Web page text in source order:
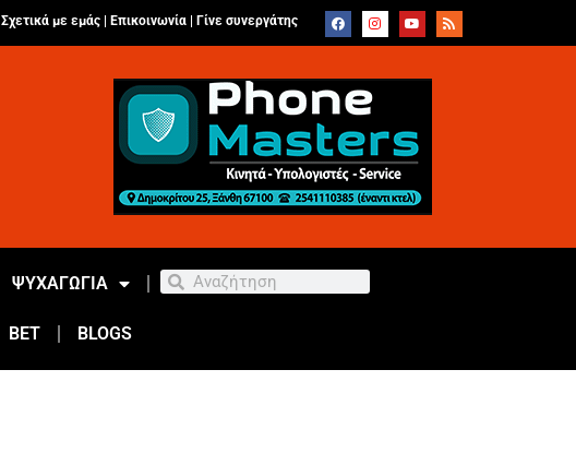
Σχετικά με εμάς | Επικοινωνία Γίνε συνεργάτης
ΨΥΧΑΓΩΓΙΑ
BET BLOGS